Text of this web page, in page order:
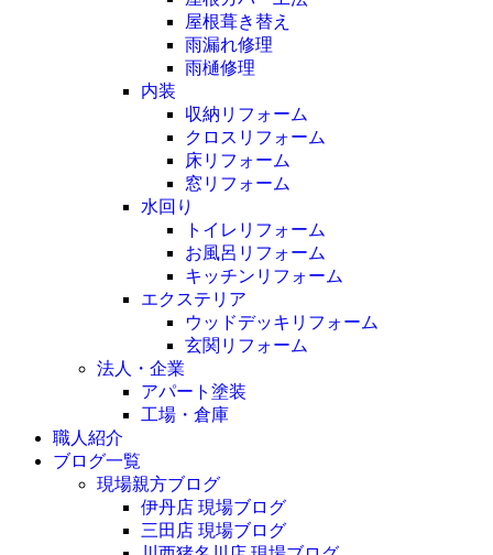
屋根葺き替え
雨漏れ修理
雨樋修理
内装
収納リフォーム
クロスリフォーム
床リフォーム
窓リフォーム
水回り
トイレリフォーム
お風呂リフォーム
キッチンリフォーム
エクステリア
ウッドデッキリフォーム
玄関リフォーム
法人・企業
アパート塗装
工場・倉庫
職人紹介
ブログ一覧
現場親方ブログ
伊丹店 現場ブログ
三田店 現場ブログ